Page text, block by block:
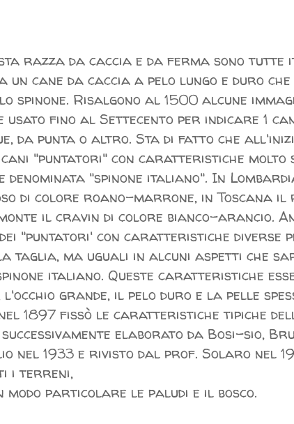
razza da caccia e da ferma sono tutte
un cane da caccia a pelo lungo e duro
spinone. Risalgono al 1500 alcune
usato fino al Settecento per indicare 1
da punta o altro. Sta di fatto che
"puntatori" con caratteristiche molto
"spinone italiano". In
di colore roano-marrone, in Toscana il
il cravin di colore bianco-arancio.
"puntatori' con caratteristiche
taglia, ma uguali in alcuni aspetti che
italiano. Queste caratteristiche
l'occhio grande, il pelo duro e la pelle
1897 fissò le caratteristiche tipiche
elaborato da Bosi-sio,
nel 1933 e rivisto dal prof. Solaro nel
i terreni,
modo particolare le paludi e il bosco.